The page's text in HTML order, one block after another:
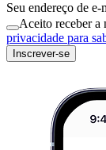
Seu endereço de e-
Aceito receber a
privacidade para
Inscrever-se